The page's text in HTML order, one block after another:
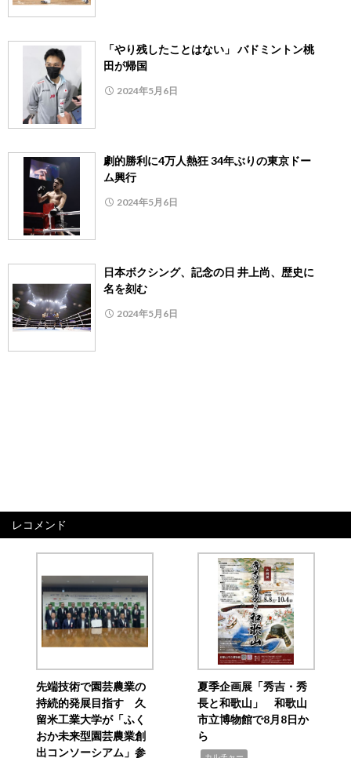
「やり残したことはない」 バドミントン桃
田が帰国
2024年5月6日
劇的勝利に4万人熱狂 34年ぶりの東京ドー
ム興行
2024年5月6日
日本ボクシング、記念の日 井上尚、歴史に
名を刻む
2024年5月6日
レコメンド
先端技術で園芸農業の
持続的発展目指す 久
留米工業大学が「ふく
おか未来型園芸農業創
出コンソーシアム」参
夏季企画展「秀吉・秀
長と和歌山」 和歌山
市立博物館で8月8日か
ら